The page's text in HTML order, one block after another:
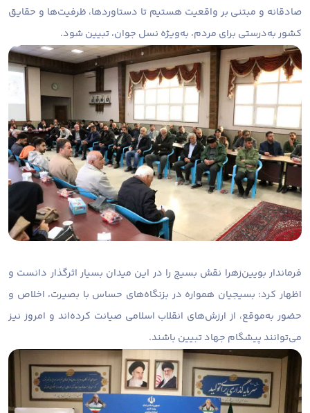
صادقانه و مبتنی بر واقعیت هستیم تا دستاوردها، ظرفیت‌ها و حقایق
کشور به‌درستی برای مردم، به‌ویژه نسل جوان، تبیین شود.
فرماندار بویین‌زهرا نقش بسیج را در این میدان بسیار اثرگذار دانست و
اظهار کرد: بسیجیان همواره در بزنگاه‌های حساس با بصیرت، اخلاص و
حضور به‌موقع، از ارزش‌های انقلاب اسلامی صیانت کرده‌اند و امروز نیز
می‌توانند پیشگام جهاد تبیین باشند.